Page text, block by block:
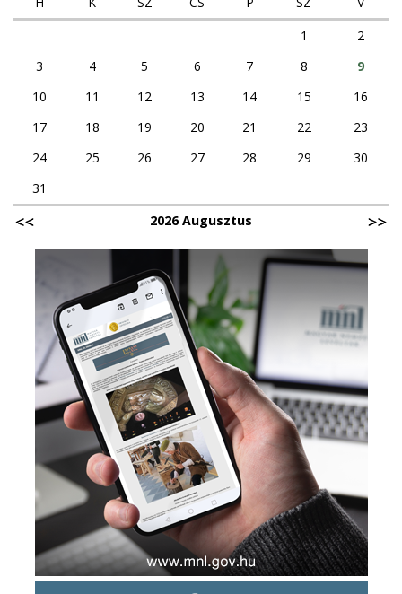
1
2
3
4 5 6 7 8
9
10
11 12 13 14 15
16
17
18 19 20 21 22
23
24
25 26 27 28 29
30
31
2026 Augusztus